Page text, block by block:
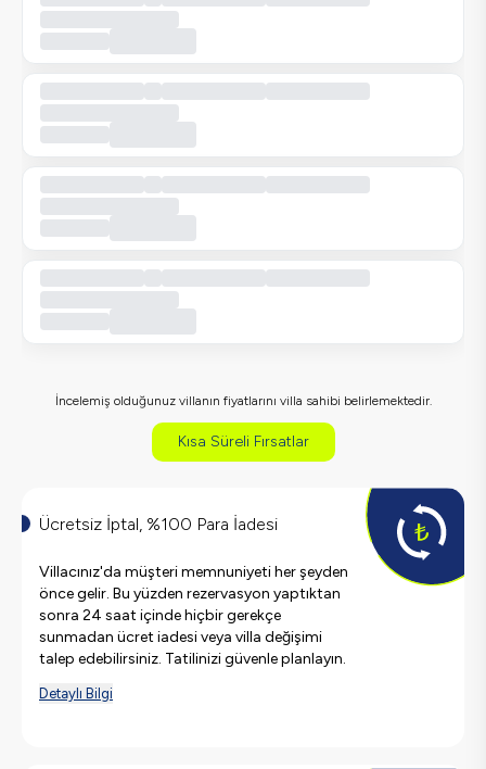
İncelemiş olduğunuz villanın fiyatlarını villa sahibi belirlemektedir.
Kısa Süreli Fırsatlar
Ücretsiz İptal, %100 Para İadesi
Villacınız'da müşteri memnuniyeti her şeyden
önce gelir. Bu yüzden rezervasyon yaptıktan
sonra 24 saat içinde hiçbir gerekçe
sunmadan ücret iadesi veya villa değişimi
talep edebilirsiniz. Tatilinizi güvenle planlayın.
Detaylı Bilgi